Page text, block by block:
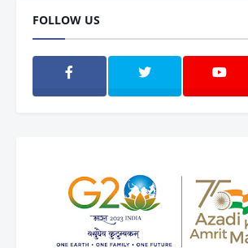
FOLLOW US